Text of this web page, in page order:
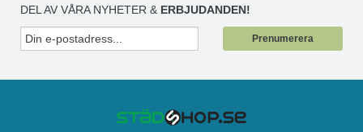
DEL AV VÅRA NYHETER & ERBJUDANDEN!
Prenumerera